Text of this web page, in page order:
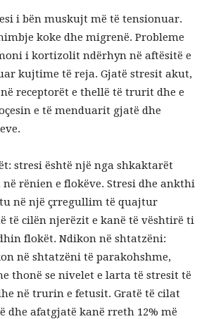
i bën muskujt më të tensionuar.
koke dhe migrenë. Probleme
i kortizolit ndërhyn në aftësitë e
kujtime të reja. Gjatë stresit akut,
receptorët e thellë të trurit dhe e
e të menduarit gjatë dhe
stresi është një nga shkaktarët
rënien e flokëve. Stresi dhe ankthi
në një çrregullim të quajtur
të cilën njerëzit e kanë të vështirë ti
flokët. Ndikon në shtatzëni:
në shtatzëni të parakohshme,
thonë se nivelet e larta të stresit të
në trurin e fetusit. Gratë të cilat
dhe afatgjatë kanë rreth 12% më